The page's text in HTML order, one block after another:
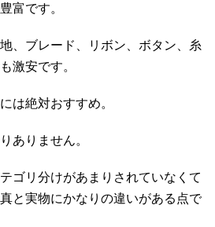
富です。
、ブレード、リボン、ボタン、糸
激安です。
は絶対おすすめ。
ありません。
ゴリ分けがあまりされていなくて
と実物にかなりの違いがある点で